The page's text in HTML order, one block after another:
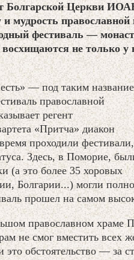
Болгарской Церкви
и мудрость
фестиваль —
не только у
— под таким
православной
регент
«Притча» диакон
проходили фестивали,
Здесь, в Поморие,
(а это более 35 хоровых
Болгарии...) могли
прошел на самом
православном храме
не смог вместить
это обстоятельство — за